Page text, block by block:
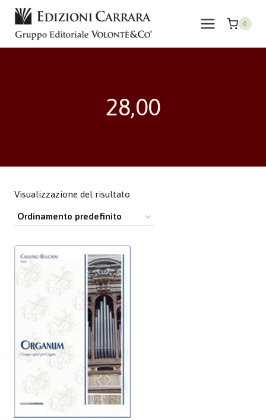
Salta
contenuto
0
28,00
Visualizzazione del risultato